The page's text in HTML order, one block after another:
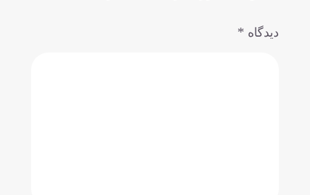
دیدگاه *